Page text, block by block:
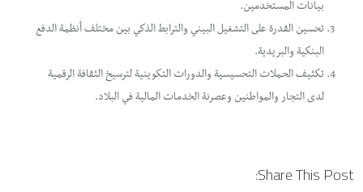
بيانات المستخدمين.
​تحسين القدرة على التشغيل البيني والترابط الذكي بين مختلف أنظمة الدفع
البنكية والبريدية.
​تكثيف الحملات التحسيسية والدورات التكوينية لترسيخ الثقافة الرقمية
لدى التجار والمواطنين وعصرنة الخدمات المالية في البلاد.
Share This Post: